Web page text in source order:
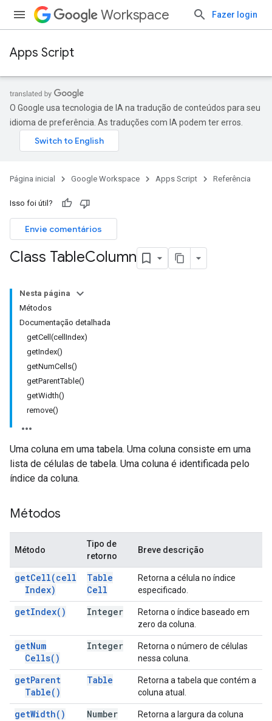
Workspace Fazer login
Apps Script
O Google usa tecnologia de IA na tradução de conteúdos para seu
idioma de preferência. As traduções com IA podem ter erros.
Página inicial Google Workspace Apps Script Referência
Isso foi útil?
Envie comentários
Class TableColumn
Nesta página
Métodos
Documentação detalhada
getCell(cellIndex)
getIndex()
getNumCells()
getParentTable()
getWidth()
remove()
Uma coluna em uma tabela. Uma coluna consiste em uma
lista de células de tabela. Uma coluna é identificada pelo
índice da coluna.
Métodos
Método
Tipo de
retorno
Breve descrição
getCell(cell
Index)
Table
Cell
Retorna a célula no índice
especificado.
getIndex( ) Integer
Retorna o índice baseado em
zero da coluna.
getNum
Cells( )
Integer
Retorna o número de células
nessa coluna.
getParent
Table( )
Table
Retorna a tabela que contém a
coluna atual.
getWidth( ) Number
Retorna a largura da coluna